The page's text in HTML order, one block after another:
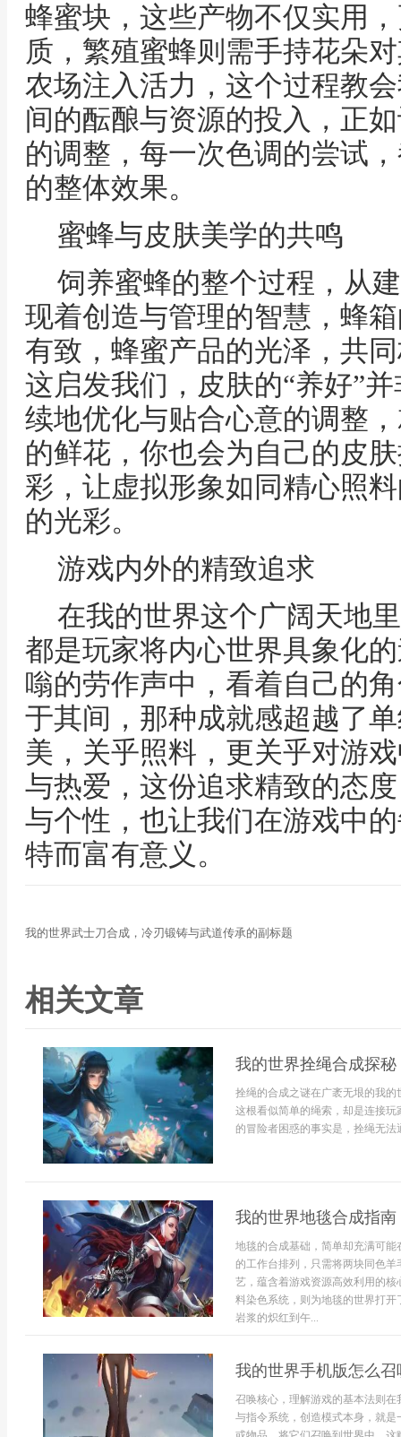
蜂蜜块，这些产物不仅实用
质，繁殖蜜蜂则需手持花朵
农场注入活力，这个过程教
间的酝酿与资源的投入，正
的调整，每一次色调的尝试
的整体效果。
蜜蜂与皮肤美学的共鸣
饲养蜜蜂的整个过程，从
现着创造与管理的智慧，蜂
有致，蜂蜜产品的光泽，共
这启发我们，皮肤的“养好”
续地优化与贴合心意的调整
的鲜花，你也会为自己的皮
彩，让虚拟形象如同精心照
的光彩。
游戏内外的精致追求
在我的世界这个广阔天地
都是玩家将内心世界具象化
嗡的劳作声中，看着自己的
于其间，那种成就感超越了
美，关乎照料，更关乎对游
与热爱，这份追求精致的态
与个性，也让我们在游戏中
特而富有意义。
我的世界武士刀合成，冷刃锻铸与武道传承的副标题
相关文章
我的世界拴绳合成探
拴绳的合成之谜在广袤无垠的我
这根看似简单的绳索，却是连接
的冒险者困惑的事实是，拴绳无
我的世界地毯合成指
地毯的合成基础，简单却充满可
的工作台排列，只需将两块同色
艺，蕴含着游戏资源高效利用的
料染色系统，则为地毯的世界打
岩浆的炽红到午...
我的世界手机版怎么
召唤核心，理解游戏的基本法则
与指令系统，创造模式本身，就